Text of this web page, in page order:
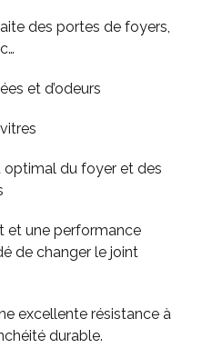
des portes de foyers,
et d’odeurs
optimal du foyer et des
et une performance
de changer le joint
excellente résistance à
durable.